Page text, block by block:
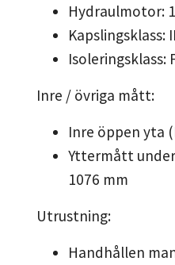
Hydraulmotor:
Kapslingsklass:
Isoleringsklass:
Inre / övriga mått:
Inre öppen yta
Yttermått
1076 mm
Utrustning:
Handhållen